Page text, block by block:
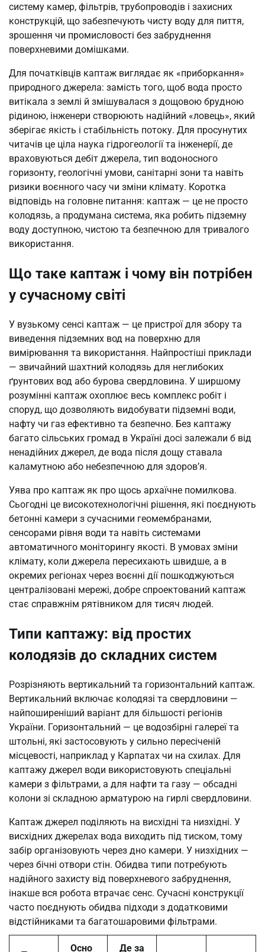
систему камер, фільтрів, трубопроводів і захисних
конструкцій, що забезпечують чисту воду для пиття,
зрошення чи промисловості без забруднення
поверхневими домішками.
Для початківців каптаж виглядає як «приборкання»
природного джерела: замість того, щоб вода просто
витікала з землі й змішувалася з дощовою брудною
рідиною, інженери створюють надійний «ловець», який
зберігає якість і стабільність потоку. Для просунутих
читачів це ціла наука гідрогеології та інженерії, де
враховуються дебіт джерела, тип водоносного
горизонту, геологічні умови, санітарні зони та навіть
ризики воєнного часу чи зміни клімату. Коротка
відповідь на головне питання: каптаж — це не просто
колодязь, а продумана система, яка робить підземну
воду доступною, чистою та безпечною для тривалого
використання.
Що таке каптаж і чому він потрібен
у сучасному світі
У вузькому сенсі каптаж — це пристрої для збору та
виведення підземних вод на поверхню для
вимірювання та використання. Найпростіші приклади
— звичайний шахтний колодязь для неглибоких
ґрунтових вод або бурова свердловина. У ширшому
розумінні каптаж охоплює весь комплекс робіт і
споруд, що дозволяють видобувати підземні води,
нафту чи газ ефективно та безпечно. Без каптажу
багато сільських громад в Україні досі залежали б від
ненадійних джерел, де вода після дощу ставала
каламутною або небезпечною для здоров’я.
Уява про каптаж як про щось архаїчне помилкова.
Сьогодні це високотехнологічні рішення, які поєднують
бетонні камери з сучасними геомембранами,
сенсорами рівня води та навіть системами
автоматичного моніторингу якості. В умовах зміни
клімату, коли джерела пересихають швидше, а в
окремих регіонах через воєнні дії пошкоджуються
централізовані мережі, добре спроектований каптаж
стає справжнім рятівником для тисяч людей.
Типи каптажу: від простих
колодязів до складних систем
Розрізняють вертикальний та горизонтальний каптаж.
Вертикальний включає колодязі та свердловини —
найпоширеніший варіант для більшості регіонів
України. Горизонтальний — це водозбірні галереї та
штольні, які застосовують у сильно пересіченій
місцевості, наприклад у Карпатах чи на схилах. Для
каптажу джерел води використовують спеціальні
камери з фільтрами, а для нафти та газу — обсадні
колони зі складною арматурою на гирлі свердловини.
Каптаж джерел поділяють на висхідні та низхідні. У
висхідних джерелах вода виходить під тиском, тому
забір організовують через дно камери. У низхідних —
через бічні отвори стін. Обидва типи потребують
надійного захисту від поверхневого забруднення,
інакше вся робота втрачає сенс. Сучасні конструкції
часто поєднують обидва підходи з додатковими
відстійниками та багатошаровими фільтрами.
Осно Де за